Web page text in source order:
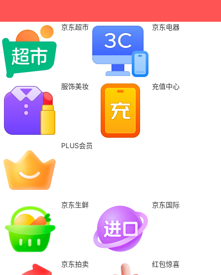
京东超市 京东电器
服饰美妆 充值中心
PLUS会员
京东生鲜 京东国际
京东拍卖 红包惊喜